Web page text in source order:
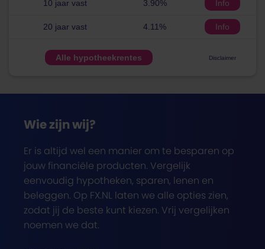
10 jaar vast 3.90% Info
20 jaar vast 4.11% Info
Alle hypotheekrentes Disclaimer
Wie zijn wij?
Er is altijd wel een manier om te besparen op
jouw financiële producten. Vergelijk
eenvoudig hypotheken, sparen, lenen en
beleggen. Op FX.NL laten we alle opties zien,
zodat jij de beste kunt kiezen. Vrij vergelijken
noemen we dat.